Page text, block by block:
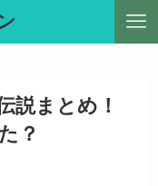
説まとめ！
？